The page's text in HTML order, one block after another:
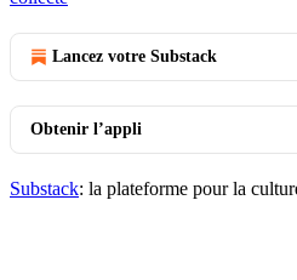
Lancez votre Substack
Obtenir l’appli
Substack: la plateforme pour la